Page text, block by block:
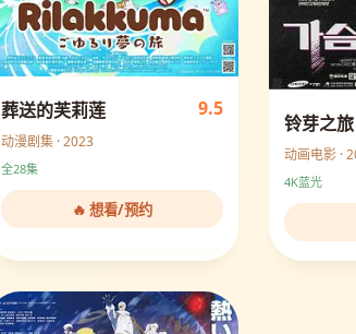
葬送的芙莉莲 9.5
动漫剧集 · 2023
全28集
🔥 想看/预约
铃芽之旅
动画电影 ·
4K蓝光